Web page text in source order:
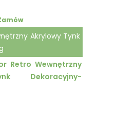
Akrylowy Tynk
Retro Wewnętrzny
Dekoracyjny-